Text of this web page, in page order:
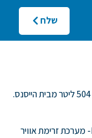
שלח
מערכת זרימת אוויר רב מוקדית Multi Air Flow- מערכת זרימת אוויר